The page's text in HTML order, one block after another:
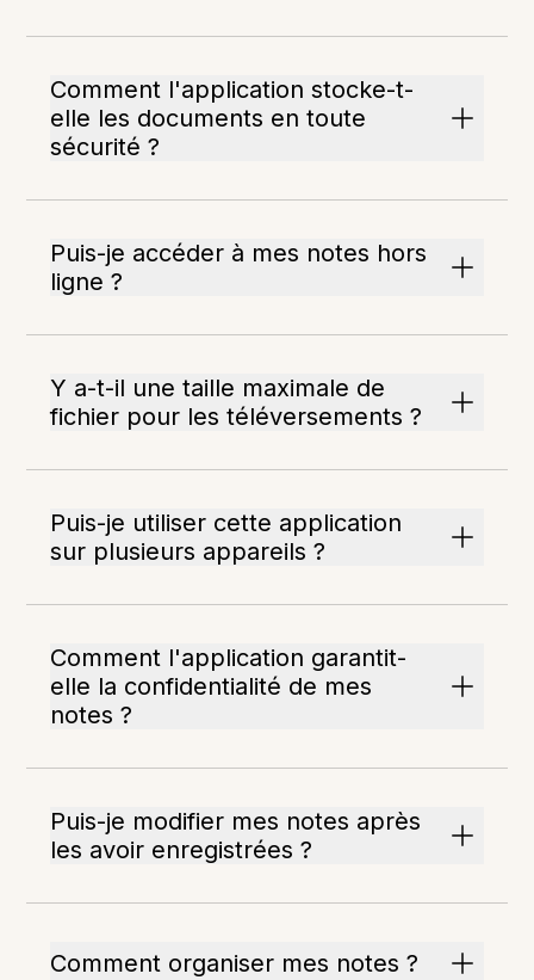
Comment l'application stocke-t-
elle les documents en toute
sécurité ?
Puis-je accéder à mes notes hors
ligne ?
Y a-t-il une taille maximale de
fichier pour les téléversements ?
Puis-je utiliser cette application
sur plusieurs appareils ?
Comment l'application garantit-
elle la confidentialité de mes
notes ?
Puis-je modifier mes notes après
les avoir enregistrées ?
Comment organiser mes notes ?